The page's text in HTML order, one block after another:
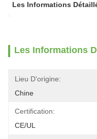
Les Informations
Les Informations
Lieu D'origine:
Chine
Certification:
CE/UL